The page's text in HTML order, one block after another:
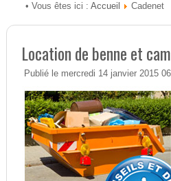
• Vous êtes ici : Accueil Cadenet
Location de benne et
Publié le mercredi 14 janvier 2015